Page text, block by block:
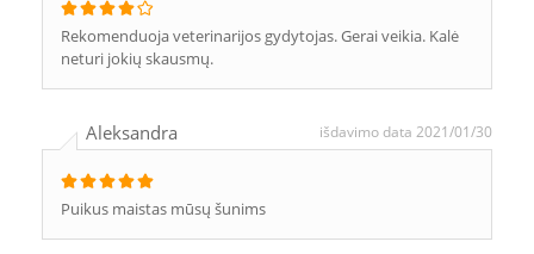
Rekomenduoja veterinarijos gydytojas. Gerai veikia. Kalė
neturi jokių skausmų.
Aleksandra išdavimo data 2021/01/30
Puikus maistas mūsų šunims